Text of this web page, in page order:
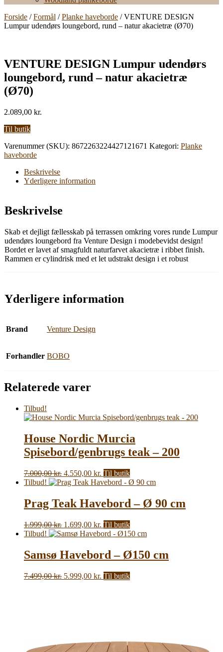
Forside /Formål /Planke haveborde / VENTURE DESIGN
Lumpur udendørs loungebord, rund – natur akacietræ (Ø70)
VENTURE DESIGN Lumpur udendørs
loungebord, rund – natur akacietræ
(Ø70)
2.089,00 kr.
Til butik
Varenummer (SKU): 8672263224427121671 Kategori: Planke
haveborde
Beskrivelse
Yderligere information
Beskrivelse
Skab et dejligt fællesskab på terrassen omkring vores runde Lumpur
udendørs loungebord fra Venture Design i modebevidst design!
Bordet er lavet af smagfuldt naturfarvet akacietræ i ribbet finish.
Rammen er cylindrisk med et let udstrakt design i et robust
Yderligere information
Brand Venture Design
Forhandler BOBO
Relaterede varer
Tilbud!
House Nordic Murcia
Spisebord/genbrugs teak – 200
7.000,00kr. Den
oprindelige
var:
7.000,00 kr..
4.550,00 kr. Den
aktuelle
er:
4.550,00 kr..
Til butik
Tilbud!
Prag Teak Havebord – Ø 90 cm
1.999,00kr. Den
oprindelige
var:
1.999,00 kr..
1.699,00 kr. Den
aktuelle
er:
1.699,00 kr..
Til butik
Tilbud!
Samsø Havebord – Ø150 cm
7.499,00kr. Den
5.999,00 kr. Den
Til butik